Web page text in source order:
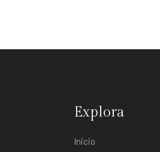
Explora
Inicio